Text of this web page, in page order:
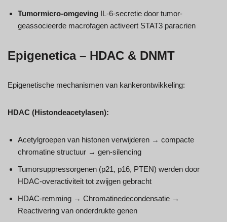
Tumormicro-omgeving IL-6-secretie door tumor-
geassocieerde macrofagen activeert STAT3 paracrien
Epigenetica – HDAC & DNMT
Epigenetische mechanismen van kankerontwikkeling:
HDAC (Histondeacetylasen):
Acetylgroepen van histonen verwijderen → compacte
chromatine structuur → gen-silencing
Tumorsuppressorgenen (p21, p16, PTEN) werden door
HDAC-overactiviteit tot zwijgen gebracht
HDAC-remming → Chromatinedecondensatie →
Reactivering van onderdrukte genen